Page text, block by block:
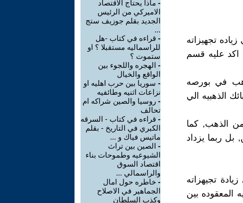
زياده تجهيزاته
ما بين 15-20 طن عام 2018, هذا ما اكد عليه قسم
في بورصه
من السبائك الذهبيه الي
ايضا تجهيز الصين بنحو 3-5 طن من الذهب, كما
التجهيزات في السنه القادمه ما بين 10-15 طن, بل ربما يزداد
تجيهزاته
المعقوده بين
- ماذا يحتاج الاقتصاد
الاميركي من الرئيس
الجديد بقلم جوزيف ستج
...
- قراءه في كتاب -هل
للراسماليه مستقبلا ؟ او
ستموت ؟
- الهجره واللجوء بين
الواقع والخيال
- سوريا بين حرب اهليه او
نزاعات اثنيه وطائفيه
- روسيا والصين شراكه ام
تحالف
- قراءه في كتاب - السرقه
الكبري في التاريخ - بقلم
ماتيس فياك و ...
- الصين بين تراث
الشيوعيه وطموحات بناء
اقتصاد السوق
والراسمالي ...
- خاطره حول امال
الجماهير في الاصلاح
وكذب السلطان